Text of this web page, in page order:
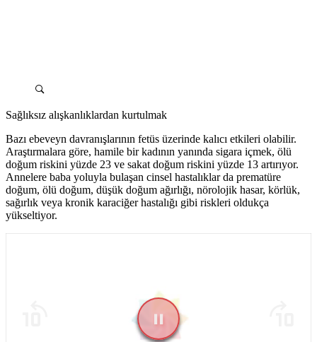
Sağlıksız alışkanlıklardan kurtulmak
Bazı ebeveyn davranışlarının fetüs üzerinde kalıcı etkileri olabilir.
Araştırmalara göre, hamile bir kadının yanında sigara içmek, ölü
doğum riskini yüzde 23 ve sakat doğum riskini yüzde 13 artırıyor.
Annelere baba yoluyla bulaşan cinsel hastalıklar da prematüre
doğum, ölü doğum, düşük doğum ağırlığı, nörolojik hasar, körlük,
sağırlık veya kronik karaciğer hastalığı gibi riskleri oldukça
yükseltiyor.